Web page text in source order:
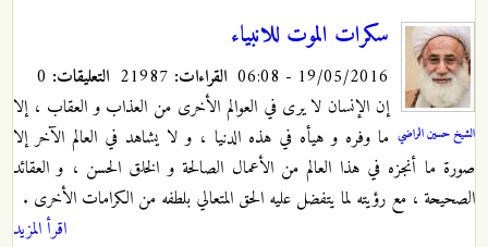
الشيخ حسين الراضي
سكرات الموت للانبياء
19/05/2016 - 06:08 القراءات: التعليقات:
إن الإنسان لا يرى في العوالم الأخرى من العذاب و العقاب ، إلا
ما وفره و هيأه في هذه الدنيا ، و لا يشاهد في العالم الآخر إلا
صورة ما أنجزه في هذا العالم من الأعمال الصالحة و الخلق الحسن ، و العقائد
الصحيحة ، مع رؤيته لما يتفضل عليه الحق المتعالي بلطفه من الكرامات الأخرى .
اقرأ المزيد